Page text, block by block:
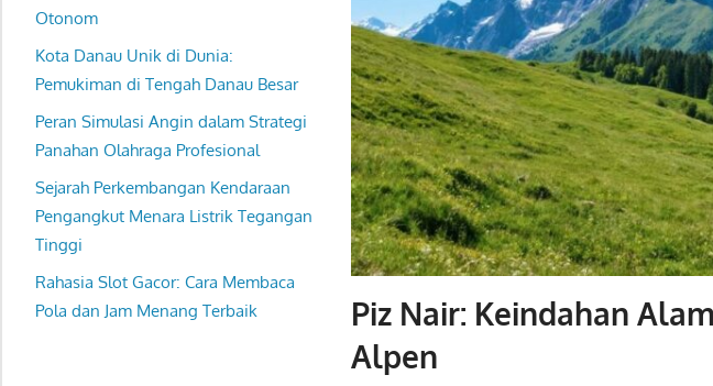
Piz Nair: Keindahan
Alpen
Otonom
Kota Danau Unik di Dunia:
Pemukiman di Tengah Danau Besar
Peran Simulasi Angin dalam Strategi
Panahan Olahraga Profesional
Sejarah Perkembangan Kendaraan
Pengangkut Menara Listrik Tegangan
Tinggi
Rahasia Slot Gacor: Cara Membaca
Pola dan Jam Menang Terbaik